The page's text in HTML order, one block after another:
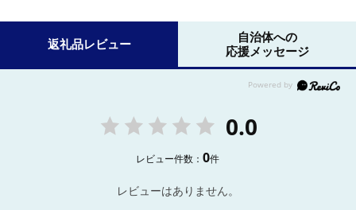
返礼品レビュー
自治体への
応援メッセージ
0.0
レビュー件数：0件
レビューはありません。